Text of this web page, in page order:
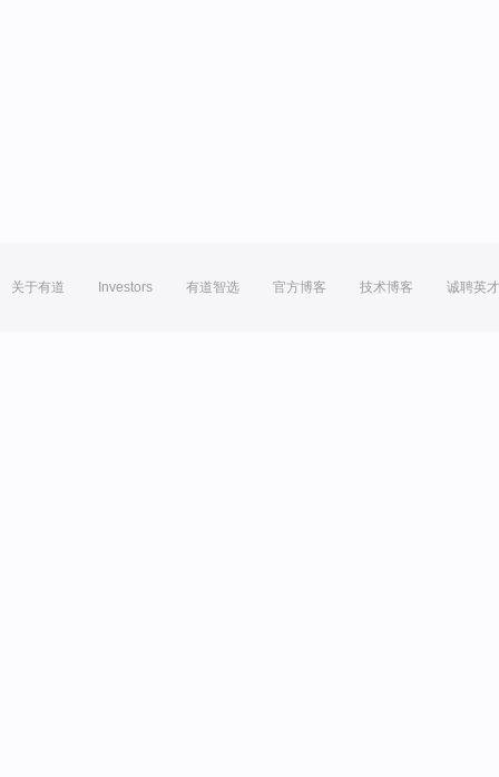
关于有道 Investors 有道智选 官方博客 技术博客 诚聘英才